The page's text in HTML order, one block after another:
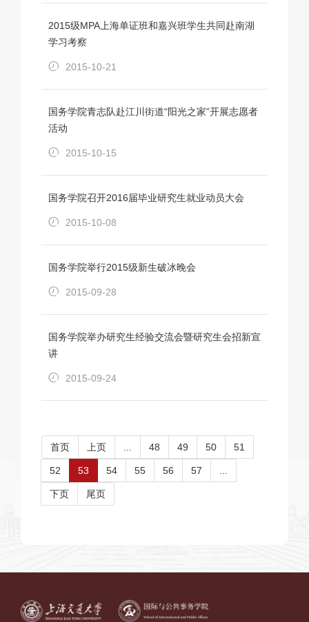
2015级MPA上海单证班和嘉兴班学生共同赴南湖
学习考察
2015-10-21
国务学院青志队赴江川街道“阳光之家”开展志愿者
活动
2015-10-15
国务学院召开2016届毕业研究生就业动员大会
2015-10-08
国务学院举行2015级新生破冰晚会
2015-09-28
国务学院举办研究生经验交流会暨研究生会招新宣
讲
2015-09-24
首页 上页 48 49 50 51
52 53 54 55 56 57
下页 尾页